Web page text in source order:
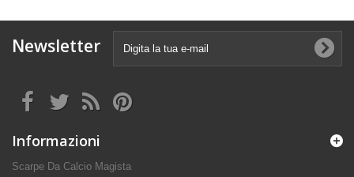
Newsletter
Informazioni
Scarpe Da Calcio Magista